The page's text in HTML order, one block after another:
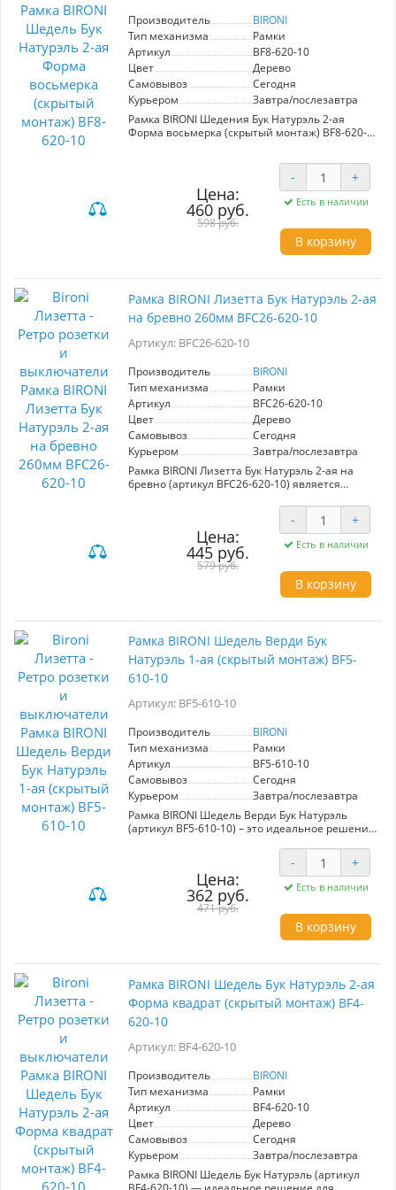
Производитель
BIRONI
Тип механизма
Рамки
Артикул
BF8-620-10
Цвет
Дерево
Самовывоз
Сегодня
Курьером
Завтра/послезавтра
Рамка BIRONI Шедения Бук Натурэль 2-ая
Форма восьмерка (скрытый монтаж) BF8-620-
Изготовленная из качественных материалов,
она обеспечивает надежное крепление
розеток и защиту стен от повреждений
металлическими элементами. Оформление в
цвете "Бук Натурэль" придает рамке
изысканный вид, который гармонично
вписывается в ретро-стилистику. Скрытый
загибов проводов, обеспечивая аккуратный
внешний вид. Рамка обеспечивает плотное
прилегание к стене, создавая завершенный и
эстетичный дизайн помещения. Выбор этой
привнесения уюта и нотки старины в ваш дом.
Цена:
460 руб.
598 руб.
- +
Есть в наличии
В корзину
Рамка BIRONI Лизетта Бук Натурэль 2-ая
на бревно 260мм BFC26-620-10
Артикул: BFC26-620-10
Производитель
BIRONI
Тип механизма
Рамки
Артикул
BFC26-620-10
Цвет
Дерево
Самовывоз
Сегодня
Курьером
Завтра/послезавтра
Рамка BIRONI Лизетта Бук Натурэль 2-ая на
бревно (артикул BFC26-620-10) является
интерьеров. Изготовленная из натурального
бука, керамики и пластика, она гармонично
сочетает в себе стиль и функциональность.
Эта электроустановочная рамка
предназначена для использования с
продуктами бренда BIRONI, что дает
возможность создать уникальные сочетания.
неподвластной времени, а разнообразие
цветовой гаммы позволяет подобрать
идеальное решение для вашего интерьера.
Рамка BIRONI — это не только практичность, но
и эстетика, которая подчеркнет ваш
индивидуальный стиль.
Цена:
445 руб.
579 руб.
- +
Есть в наличии
В корзину
Рамка BIRONI Шедель Верди Бук
Натурэль 1-ая (скрытый монтаж) BF5-
610-10
Артикул: BF5-610-10
Производитель
BIRONI
Тип механизма
Рамки
Артикул
BF5-610-10
Самовывоз
Сегодня
Курьером
Завтра/послезавтра
Рамка BIRONI Шедель Верди Бук Натурэль
(артикул BF5-610-10) – это идеальное решение
создать уютную атмосферу в своем интерьере.
Изготовленная из высококачественных
материалов, она сочетает в себе прочность и
эстетичный внешний вид. Цвет Бук Натурэль
органично впишется в любой ансамбль,
добавляя нотки старины и изысканности.
Основное преимущество рамки – скрытый
ровное встраивание проводов в стену,
металлических элементов. При этом рамка
гарантирует плотное прилегание и
эстетичный внешний вид, позволяя избежать
углублений для розетки и визуальных
искажений. С RAMKA BIRONI ваш интерьер
обретет новый стильный акцент.
Цена:
362 руб.
471 руб.
- +
Есть в наличии
В корзину
Рамка BIRONI Шедель Бук Натурэль 2-ая
Форма квадрат (скрытый монтаж) BF4-
620-10
Артикул: BF4-620-10
Производитель
BIRONI
Тип механизма
Рамки
Артикул
BF4-620-10
Цвет
Дерево
Самовывоз
Сегодня
Курьером
Завтра/послезавтра
Рамка BIRONI Шедель Бук Натурэль (артикул